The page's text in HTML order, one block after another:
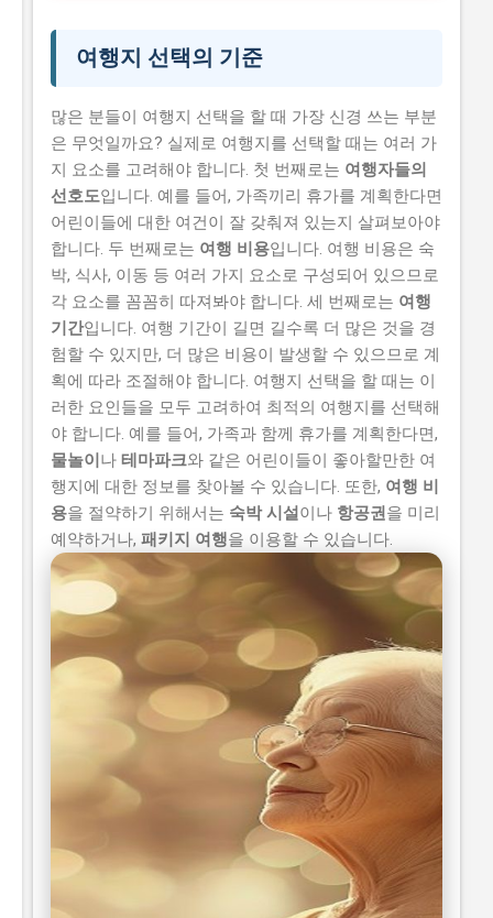
여행지 선택의 기준
많은 분들이 여행지 선택을 할 때 가장 신경 쓰는 부분
은 무엇일까요? 실제로 여행지를 선택할 때는 여러 가
지 요소를 고려해야 합니다. 첫 번째로는 여행자들의
선호도입니다. 예를 들어, 가족끼리 휴가를 계획한다면
어린이들에 대한 여건이 잘 갖춰져 있는지 살펴보아야
합니다. 두 번째로는 여행 비용입니다. 여행 비용은 숙
박, 식사, 이동 등 여러 가지 요소로 구성되어 있으므로
각 요소를 꼼꼼히 따져봐야 합니다. 세 번째로는 여행
기간입니다. 여행 기간이 길면 길수록 더 많은 것을 경
험할 수 있지만, 더 많은 비용이 발생할 수 있으므로 계
획에 따라 조절해야 합니다. 여행지 선택을 할 때는 이
러한 요인들을 모두 고려하여 최적의 여행지를 선택해
야 합니다. 예를 들어, 가족과 함께 휴가를 계획한다면,
물놀이 나 테마파크와 같은 어린이들이 좋아할만한 여
행지에 대한 정보를 찾아볼 수 있습니다. 또한, 여행 비
용을 절약하기 위해서는 숙박 시설이나 항공권을 미리
예약하거나, 패키지 여행을 이용할 수 있습니다.